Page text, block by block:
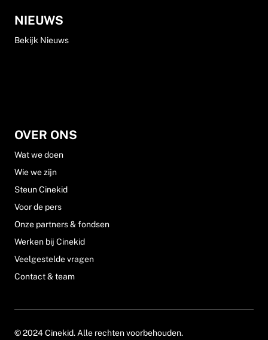
NIEUWS
Bekijk Nieuws
OVER ONS
Wat we doen
Wie we zijn
Steun Cinekid
Voor de pers
Onze partners & fondsen
Werken bij Cinekid
Veelgestelde vragen
Contact & team
© 2024 Cinekid. Alle rechten voorbehouden.